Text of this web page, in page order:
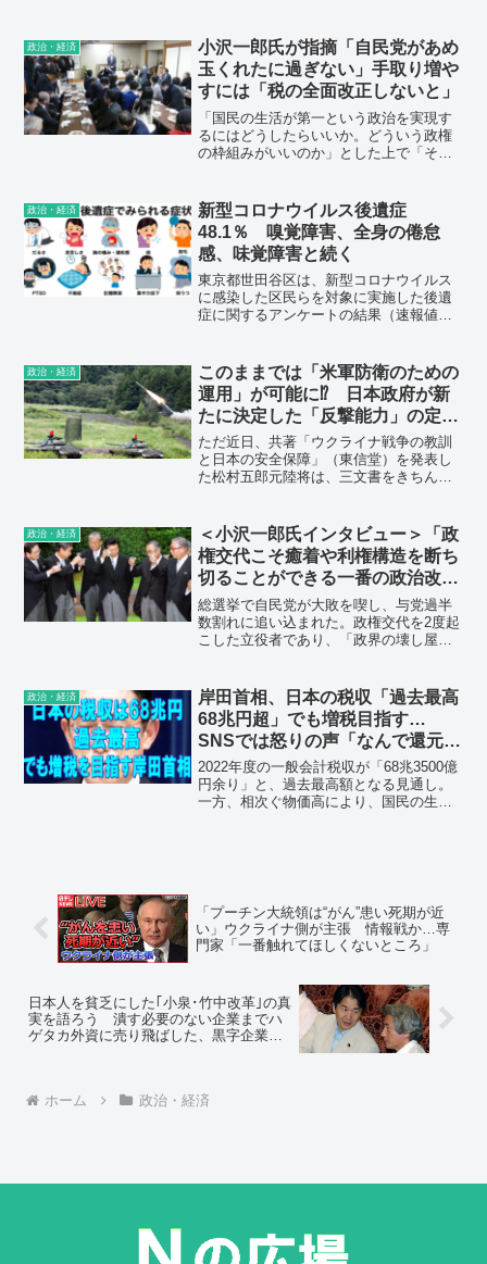
りで、福田氏は周囲に『中身のない人間
だった』と語り、距離を置くようになっ
たそうです。
政治・経済
小沢一郎氏が指摘「自民党があめ
玉くれたに過ぎない」手取り増や
すには「税の全面改正しないと」
「国民の生活が第一という政治を実現す
るにはどうしたらいいか。どういう政権
の枠組みがいいのか」とした上で「その
では、到底、議会制民主主義の機能を果
たしたとはいえない」と述べた。
政治・経済
新型コロナウイルス後遺症
48.1％ 嗅覚障害、全身の倦怠
感、味覚障害と続く
東京都世田谷区は、新型コロナウイルス
に感染した区民らを対象に実施した後遺
症に関するアンケートの結果（速報値）
後遺症があると回答した。症状で最も多
かったのは嗅覚障害だった。
政治・経済
このままでは「米軍防衛のための
運用」が可能に⁉ 日本政府が新
たに決定した「反撃能力」の定義
と問題点
ただ近日、共著「ウクライナ戦争の教訓
と日本の安全保障」（東信堂）を発表し
た松村五郎元陸将は、三文書をきちんと
でも、その表現から、政府の思惑と問題
点が浮かび上がってくるからだ。
政治・経済
＜小沢一郎氏インタビュー＞「政
権交代こそ癒着や利権構造を断ち
切ることができる一番の政治改
革」「舞台裏で工作を仕掛けられ
る政治家がいない。僕がまた本格
的に動かざるを得ないかもしれな
総選挙で自民党が大敗を喫し、与党過半
数割れに追い込まれた。政権交代を2度起
こした立役者であり、「政界の壊し屋」
くつもりなのか、フリージャーナリス
ト・城本勝氏が問うた。
政治・経済
岸田首相、日本の税収「過去最高
68兆円超」でも増税目指す…
SNSでは怒りの声「なんで還元し
ない？」「国民の敵としか思えな
い」
2022年度の一般会計税収が「68兆3500億
円余り」と、過去最高額となる見通し。
一方、相次ぐ物価高により、国民の生活
「プーチン大統領は“がん”患い死期が近
い」ウクライナ側が主張 情報戦か…専
門家「一番触れてほしくないところ」
日本人を貧乏にした｢小泉･竹中改革｣の真
実を語ろう 潰す必要のない企業までハ
ゲタカ外資に売り飛ばした、黒字企業が
ホーム 政治・経済